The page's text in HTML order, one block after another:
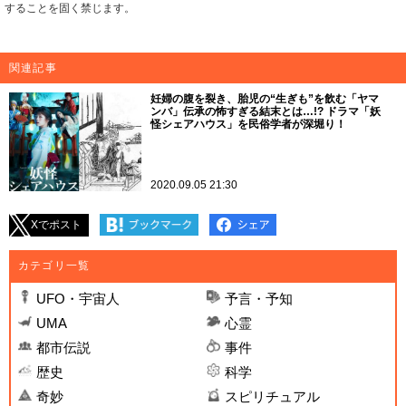
することを固く禁じます。
関連記事
妊婦の腹を裂き、胎児の“生ぎも”を飲む「ヤマ
ンバ」伝承の怖すぎる結末とは…!? ドラマ「妖
怪シェアハウス」を民俗学者が深堀り！
2020.09.05 21:30
Xでポスト
カテゴリ一覧
UFO・宇宙人
予言・予知
UMA
心霊
都市伝説
事件
歴史
科学
奇妙
スピリチュアル